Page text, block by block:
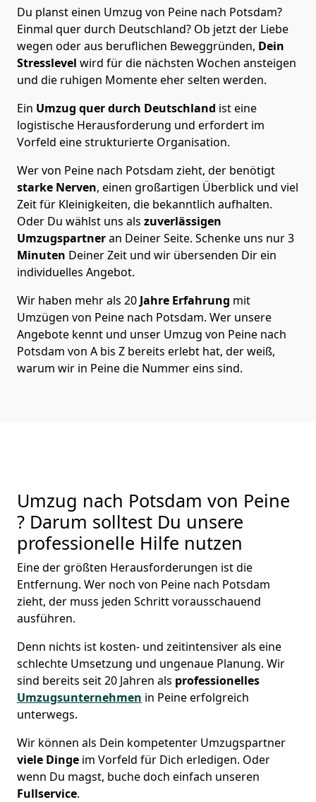
Du planst einen Umzug von Peine nach Potsdam?
Einmal quer durch Deutschland? Ob jetzt der Liebe
wegen oder aus beruflichen Beweggründen, Dein
Stresslevel wird für die nächsten Wochen ansteigen
und die ruhigen Momente eher selten werden.
Ein Umzug quer durch Deutschland ist eine
logistische Herausforderung und erfordert im
Vorfeld eine strukturierte Organisation.
Wer von Peine nach Potsdam zieht, der benötigt
starke Nerven, einen großartigen Überblick und viel
Zeit für Kleinigkeiten, die bekanntlich aufhalten.
Oder Du wählst uns als zuverlässigen
Umzugspartneran Deiner Seite. Schenke uns nur3
Minuten Deiner Zeit und wir übersenden Dir ein
individuelles Angebot.
Wir haben mehr als 20 Jahre Erfahrung mit
Umzügen von Peine nach Potsdam. Wer unsere
Angebote kennt und unser Umzug von Peine nach
Potsdam von A bis Z bereits erlebt hat, der weiß,
warum wir in Peine die Nummer eins sind.
Umzug nach Potsdam von Peine
? Darum solltest Du unsere
professionelle Hilfe nutzen
Eine der größten Herausforderungen ist die
Entfernung. Wer noch von Peine nach Potsdam
zieht, der muss jeden Schritt vorausschauend
ausführen.
Denn nichts ist kosten- und zeitintensiver als eine
schlechte Umsetzung und ungenaue Planung. Wir
sind bereits seit 20 Jahren als professionelles
Umzugsunternehmen in Peine erfolgreich
unterwegs.
Wir können als Dein kompetenter Umzugspartner
viele Dinge im Vorfeld für Dich erledigen. Oder
wenn Du magst, buche doch einfach unseren
Fullservice.